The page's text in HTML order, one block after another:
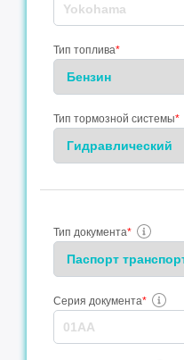
Тип топлива*
Тип тормозной системы*
Тип документа*
Серия документа*